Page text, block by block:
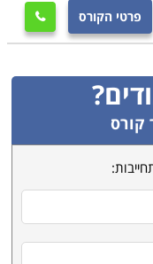
פרטי הקורס 
קורס